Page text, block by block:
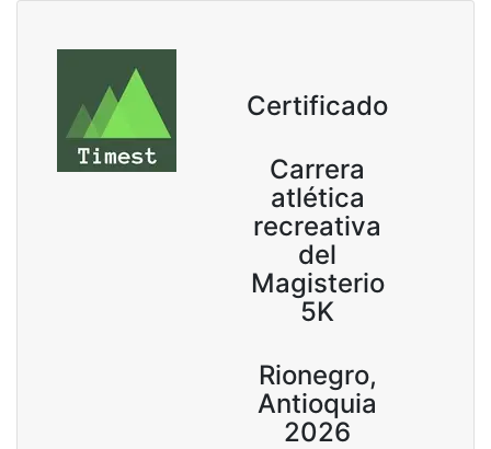
Certificado
Carrera
atlética
recreativa
del
Magisterio
5K
Rionegro,
Antioquia
2026